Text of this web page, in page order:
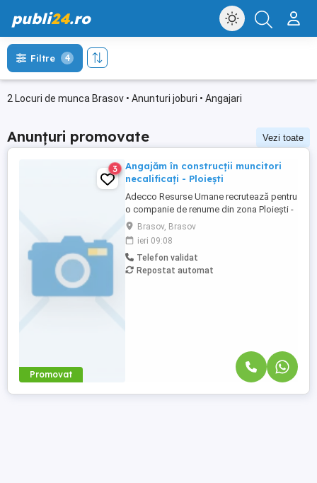
publi24.ro
2 Locuri de munca Brasov • Anunturi joburi • Angajari
Filtre 4
Anunțuri promovate Vezi toate
Promovat
3
Angajăm în construcții muncitori
necalificați - Ploiești
Adecco Resurse Umane recrutează pentru
o companie de renume din zona Ploiești -
Brazi, activă în domeniul construcțiilor și al
structurilor metalice. Responsabilități:
Montaj și manipulare structuri metalice;
Încărcarea, descărcarea și manipularea
materialelor; Asigurarea suportului logistic
Brasov, Brasov
ieri 09:08
Telefon validat
Repostat automat